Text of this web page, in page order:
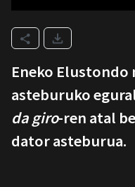
Eneko
asteburuko
da giro-ren atal
dator asteburua.